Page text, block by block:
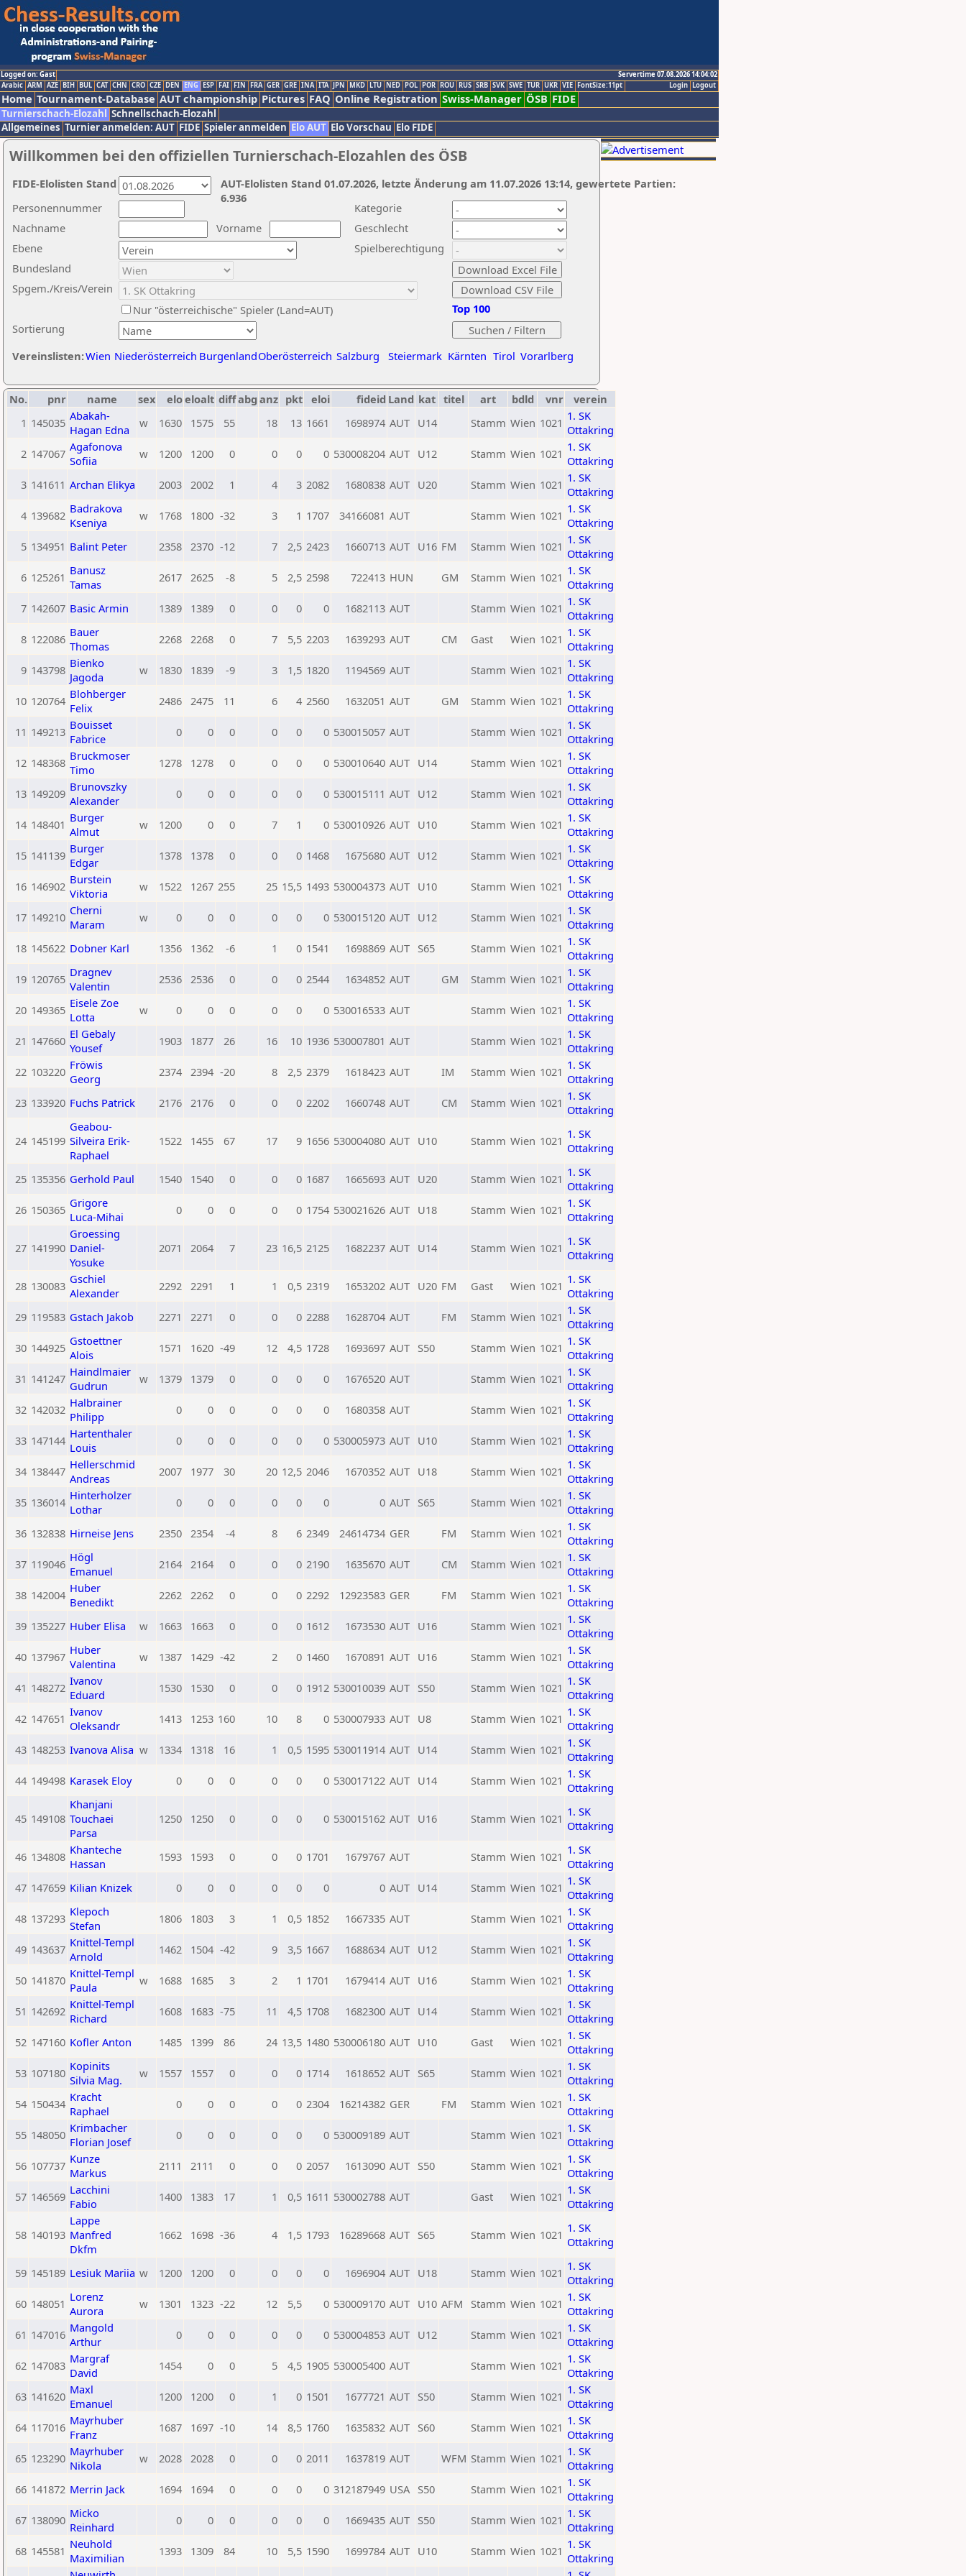
Logged on: Gast
Servertime 07.08.2026 14:04:02
Logout
Login
Arabic ARM AZE BIH BUL CAT CHN CRO CZE DEN ENG ESP FAI FIN FRA GER GRE INA ITA JPN MKD LTU NED POL POR ROU RUS SRB SVK SWE TUR UKR VIE FontSize:11pt
Home Tournament-Database AUT championship Pictures FAQ Online Registration Swiss-Manager ÖSB FIDE
Turnierschach-Elozahl Schnellschach-Elozahl
Allgemeines Turnier anmelden: AUT FIDE Spieler anmelden Elo AUT Elo Vorschau Elo FIDE
Willkommen bei den offiziellen Turnierschach-Elozahlen des ÖSB
Nachname
Vorname
Ebene
Kategorie
Sortierung
Personennummer
Bundesland
Spgem./Kreis/Verein
Geschlecht
Nur "österreichische" Spieler (Land=AUT)
Spielberechtigung
Vereinslisten:Wien Niederösterreich BurgenlandOberösterreich Salzburg Steiermark Kärnten Tirol Vorarlberg
Top 100
AUT-Elolisten Stand 01.07.2026, letzte Änderung am 11.07.2026 13:14, gewertete Partien:
6.936
FIDE-Elolisten Stand
No. pnr name sex eloeloalt diffabg anz pkt eloi fideid Land kat titel art bdld vnr
verein
1 145035 Abakah-
Hagan Edna
w 1630 1575 55 18 13 1661 1698974 AUT U14 Stamm Wien 1021 1. SK
Ottakring
2 147067 Agafonova
Sofiia
w 1200 1200 0 0 0 0 530008204 AUT U12 Stamm Wien 1021 1. SK
Ottakring
3 141611 Archan Elikya 2003 2002 1 4 3 2082 1680838 AUT U20 Stamm Wien 1021 1. SK
Ottakring
4 139682 Badrakova
Kseniya
w 1768 1800 -32 3 1 1707 34166081 AUT Stamm Wien 1021 1. SK
Ottakring
5 134951 Balint Peter 2358 2370 -12 7 2,5 2423 1660713 AUT U16 FM Stamm Wien 1021 1. SK
Ottakring
6 125261 Banusz
Tamas
2617 2625 -8 5 2,5 2598 722413 HUN GM Stamm Wien 1021 1. SK
Ottakring
7 142607 Basic Armin 1389 1389 0 0 0 0 1682113 AUT Stamm Wien 1021 1. SK
Ottakring
8 122086 Bauer
Thomas
2268 2268 0 7 5,5 2203 1639293 AUT CM Gast Wien 1021 1. SK
Ottakring
9 143798 Bienko
Jagoda
w 1830 1839 -9 3 1,5 1820 1194569 AUT Stamm Wien 1021 1. SK
Ottakring
10 120764 Blohberger
Felix
2486 2475 11 6 4 2560 1632051 AUT GM Stamm Wien 1021 1. SK
Ottakring
11 149213 Bouisset
Fabrice
0 0 0 0 0 0 530015057 AUT Stamm Wien 1021 1. SK
Ottakring
12 148368 Bruckmoser
Timo
1278 1278 0 0 0 0 530010640 AUT U14 Stamm Wien 1021 1. SK
Ottakring
13 149209 Brunovszky
Alexander
0 0 0 0 0 0 530015111 AUT U12 Stamm Wien 1021 1. SK
Ottakring
14 148401 Burger
Almut
w 1200 0 0 7 1 0 530010926 AUT U10 Stamm Wien 1021 1. SK
Ottakring
15 141139 Burger
Edgar
1378 1378 0 0 0 1468 1675680 AUT U12 Stamm Wien 1021 1. SK
Ottakring
16 146902 Burstein
Viktoria
w 1522 1267 255 25 15,5 1493 530004373 AUT U10 Stamm Wien 1021 1. SK
Ottakring
17 149210 Cherni
Maram
w 0 0 0 0 0 0 530015120 AUT U12 Stamm Wien 1021 1. SK
Ottakring
18 145622 Dobner Karl 1356 1362 -6 1 0 1541 1698869 AUT S65 Stamm Wien 1021 1. SK
Ottakring
19 120765 Dragnev
Valentin
2536 2536 0 0 0 2544 1634852 AUT GM Stamm Wien 1021 1. SK
Ottakring
20 149365 Eisele Zoe
Lotta
w 0 0 0 0 0 0 530016533 AUT Stamm Wien 1021 1. SK
Ottakring
21 147660 El Gebaly
Yousef
1903 1877 26 16 10 1936 530007801 AUT Stamm Wien 1021 1. SK
Ottakring
22 103220 Fröwis
Georg
2374 2394 -20 8 2,5 2379 1618423 AUT IM Stamm Wien 1021 1. SK
Ottakring
23 133920 Fuchs Patrick 2176 2176 0 0 0 2202 1660748 AUT CM Stamm Wien 1021 1. SK
Ottakring
24 145199
Geabou-
Silveira Erik-
Raphael
1522 1455 67 17 9 1656 530004080 AUT U10 Stamm Wien 1021 1. SK
Ottakring
25 135356 Gerhold Paul 1540 1540 0 0 0 1687 1665693 AUT U20 Stamm Wien 1021 1. SK
Ottakring
26 150365 Grigore
Luca-Mihai
0 0 0 0 0 1754 530021626 AUT U18 Stamm Wien 1021 1. SK
Ottakring
27 141990
Groessing
Daniel-
Yosuke
2071 2064 7 23 16,5 2125 1682237 AUT U14 Stamm Wien 1021 1. SK
Ottakring
28 130083 Gschiel
Alexander
2292 2291 1 1 0,5 2319 1653202 AUT U20 FM Gast Wien 1021 1. SK
Ottakring
29 119583 Gstach Jakob 2271 2271 0 0 0 2288 1628704 AUT FM Stamm Wien 1021 1. SK
Ottakring
30 144925 Gstoettner
Alois
1571 1620 -49 12 4,5 1728 1693697 AUT S50 Stamm Wien 1021 1. SK
Ottakring
31 141247 Haindlmaier
Gudrun
w 1379 1379 0 0 0 0 1676520 AUT Stamm Wien 1021 1. SK
Ottakring
32 142032 Halbrainer
Philipp
0 0 0 0 0 0 1680358 AUT Stamm Wien 1021 1. SK
Ottakring
33 147144 Hartenthaler
Louis
0 0 0 0 0 0 530005973 AUT U10 Stamm Wien 1021 1. SK
Ottakring
34 138447 Hellerschmid
Andreas
2007 1977 30 20 12,5 2046 1670352 AUT U18 Stamm Wien 1021 1. SK
Ottakring
35 136014 Hinterholzer
Lothar
0 0 0 0 0 0 0 AUT S65 Stamm Wien 1021 1. SK
Ottakring
36 132838 Hirneise Jens 2350 2354 -4 8 6 2349 24614734 GER FM Stamm Wien 1021 1. SK
Ottakring
37 119046 Högl
Emanuel
2164 2164 0 0 0 2190 1635670 AUT CM Stamm Wien 1021 1. SK
Ottakring
38 142004 Huber
Benedikt
2262 2262 0 0 0 2292 12923583 GER FM Stamm Wien 1021 1. SK
Ottakring
39 135227 Huber Elisa w 1663 1663 0 0 0 1612 1673530 AUT U16 Stamm Wien 1021 1. SK
Ottakring
40 137967 Huber
Valentina
w 1387 1429 -42 2 0 1460 1670891 AUT U16 Stamm Wien 1021 1. SK
Ottakring
41 148272 Ivanov
Eduard
1530 1530 0 0 0 1912 530010039 AUT S50 Stamm Wien 1021 1. SK
Ottakring
42 147651 Ivanov
Oleksandr
1413 1253 160 10 8 0 530007933 AUT U8 Stamm Wien 1021 1. SK
Ottakring
43 148253 Ivanova Alisa w 1334 1318 16 1 0,5 1595 530011914 AUT U14 Stamm Wien 1021 1. SK
Ottakring
44 149498 Karasek Eloy 0 0 0 0 0 0 530017122 AUT U14 Stamm Wien 1021 1. SK
Ottakring
45 149108
Khanjani
Touchaei
Parsa
1250 1250 0 0 0 0 530015162 AUT U16 Stamm Wien 1021 1. SK
Ottakring
46 134808 Khanteche
Hassan
1593 1593 0 0 0 1701 1679767 AUT Stamm Wien 1021 1. SK
Ottakring
47 147659 Kilian Knizek 0 0 0 0 0 0 0 AUT U14 Stamm Wien 1021 1. SK
Ottakring
48 137293 Klepoch
Stefan
1806 1803 3 1 0,5 1852 1667335 AUT Stamm Wien 1021 1. SK
Ottakring
49 143637 Knittel-Templ
Arnold
1462 1504 -42 9 3,5 1667 1688634 AUT U12 Stamm Wien 1021 1. SK
Ottakring
50 141870 Knittel-Templ
Paula
w 1688 1685 3 2 1 1701 1679414 AUT U16 Stamm Wien 1021 1. SK
Ottakring
51 142692 Knittel-Templ
Richard
1608 1683 -75 11 4,5 1708 1682300 AUT U14 Stamm Wien 1021 1. SK
Ottakring
52 147160 Kofler Anton 1485 1399 86 24 13,5 1480 530006180 AUT U10 Gast Wien 1021 1. SK
Ottakring
53 107180 Kopinits
Silvia Mag.
w 1557 1557 0 0 0 1714 1618652 AUT S65 Stamm Wien 1021 1. SK
Ottakring
54 150434 Kracht
Raphael
0 0 0 0 0 2304 16214382 GER FM Stamm Wien 1021 1. SK
Ottakring
55 148050 Krimbacher
Florian Josef
0 0 0 0 0 0 530009189 AUT Stamm Wien 1021 1. SK
Ottakring
56 107737 Kunze
Markus
2111 2111 0 0 0 2057 1613090 AUT S50 Stamm Wien 1021 1. SK
Ottakring
57 146569 Lacchini
Fabio
1400 1383 17 1 0,5 1611 530002788 AUT Gast Wien 1021 1. SK
Ottakring
58 140193
Lappe
Manfred
Dkfm
1662 1698 -36 4 1,5 1793 16289668 AUT S65 Stamm Wien 1021 1. SK
Ottakring
59 145189 Lesiuk Mariia w 1200 1200 0 0 0 0 1696904 AUT U18 Stamm Wien 1021 1. SK
Ottakring
60 148051 Lorenz
Aurora
w 1301 1323 -22 12 5,5 0 530009170 AUT U10 AFM Stamm Wien 1021 1. SK
Ottakring
61 147016 Mangold
Arthur
0 0 0 0 0 0 530004853 AUT U12 Stamm Wien 1021 1. SK
Ottakring
62 147083 Margraf
David
1454 0 0 5 4,5 1905 530005400 AUT Stamm Wien 1021 1. SK
Ottakring
63 141620 Maxl
Emanuel
1200 1200 0 1 0 1501 1677721 AUT S50 Stamm Wien 1021 1. SK
Ottakring
64 117016 Mayrhuber
Franz
1687 1697 -10 14 8,5 1760 1635832 AUT S60 Stamm Wien 1021 1. SK
Ottakring
65 123290 Mayrhuber
Nikola
w 2028 2028 0 0 0 2011 1637819 AUT WFM Stamm Wien 1021 1. SK
Ottakring
66 141872 Merrin Jack 1694 1694 0 0 0 0 312187949 USA S50 Stamm Wien 1021 1. SK
Ottakring
67 138090 Micko
Reinhard
0 0 0 0 0 0 1669435 AUT S50 Stamm Wien 1021 1. SK
Ottakring
68 145581 Neuhold
Maximilian
1393 1309 84 10 5,5 1590 1699784 AUT U10 Stamm Wien 1021 1. SK
Ottakring